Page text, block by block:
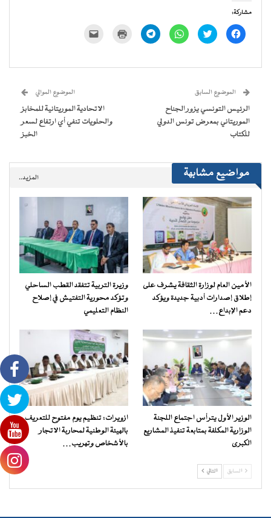
مشاركة:
انقر
للمشاركة
في
اضغط
للمشاركة
في
انقر
للمشاركة
في
انقر
للمشاركة
في
للطباعة
جديدة) الإلكتروني
نافذة
جديدة)
الموضوع السابق
الرئيس التونسي يزور الجناح
الموريتاني بمعرض تونس الدولي
للكتاب
الموضوع الموالي
الاتحادية الموريتانية للمخابز
والحلويات تنفي أي ارتفاع لسعر
الخبز
مواضيع مشابهة المزيد..
الأمين العام لوزارة الثقافة يشرف على
إطلاق إصدارات أدبية جديدة ويؤكد
دعم الإبداع…
وزيرة التربية تتفقد القطب الساحلي
وتؤكد محورية التفتيش في إصلاح
النظام التعليمي
الوزير الأول يترأس اجتماع اللجنة
الوزارية المكلفة بمتابعة تنفيذ المشاريع
الكبرى
ازويرات: تنظيم يوم مفتوح للتعريف
بالهيئة الوطنية لمحاربة الاتجار
بالأشخاص وتهريب…
السابق التالي